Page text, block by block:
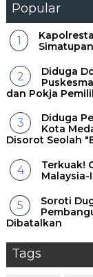
Popular
Diduga
dan Pokja
Diduga
Kota
Disorot Seolah
Terkuak!
Soroti
Dibatalkan
Tags